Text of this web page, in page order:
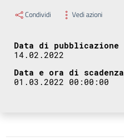
Condividi Vedi azioni
Data di pubblicazione
14.02.2022
Data e ora di scadenza
01.03.2022 00:00:00